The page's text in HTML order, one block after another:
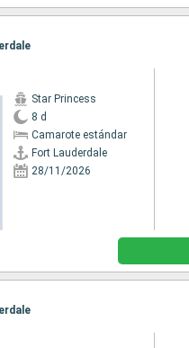
Star Princess
8 d
Camarote estándar
Fort Lauderdale
28/11/2026